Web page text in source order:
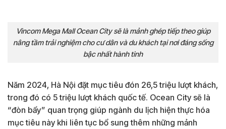
Vincom Mega Mall Ocean City sẽ là mảnh ghép tiếp theo giúp
nâng tầm trải nghiệm cho cư dân và du khách tại nơi đáng sống
bậc nhất hành tinh
Năm 2024, Hà Nội đặt mục tiêu đón 26,5 triệu lượt khách,
trong đó có 5 triệu lượt khách quốc tế. Ocean City sẽ là
“đòn bẩy” quan trọng giúp ngành du lịch hiện thực hóa
mục tiêu này khi liên tục bổ sung thêm những mảnh